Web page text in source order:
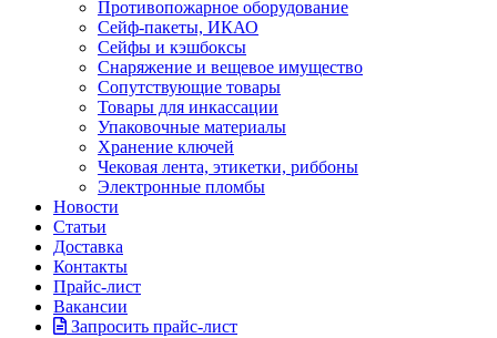
Противопожарное оборудование
Сейф-пакеты, ИКАО
Сейфы и кэшбоксы
Снаряжение и вещевое имущество
Сопутствующие товары
Товары для инкассации
Упаковочные материалы
Хранение ключей
Чековая лента, этикетки, риббоны
Электронные пломбы
Новости
Статьи
Доставка
Контакты
Прайс-лист
Вакансии
Запросить прайс-лист